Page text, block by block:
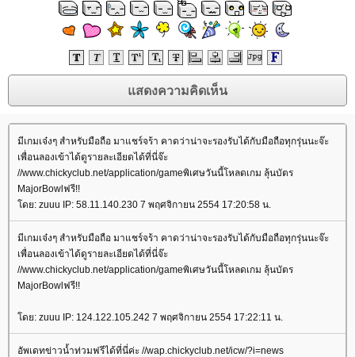
มีเกมเจ๋งๆ สำหรับมือถือ มาแชร์จร้า คาดว่าน่าจะรองรับได้กับมือถือทุกรุ่นนะจ๊ะ
เพื่อนลองเข้าได้ดูรายละเอียดได้ที่นี่จ๊ะ
//www.chickyclub.net/application/gameพิเศษวันนี้โหลดเกม ลุ้นบัตร
MajorBowlฟรี!!
ดย: zuuu IP: 58.11.140.230 7 พฤศจิกายน 2554 17:20:58 น.
มีเกมเจ๋งๆ สำหรับมือถือ มาแชร์จร้า คาดว่าน่าจะรองรับได้กับมือถือทุกรุ่นนะจ๊ะ
เพื่อนลองเข้าได้ดูรายละเอียดได้ที่นี่จ๊ะ
//www.chickyclub.net/application/gameพิเศษวันนี้โหลดเกม ลุ้นบัตร
MajorBowlฟรี!!
ดย: zuuu IP: 124.122.105.242 7 พฤศจิกายน 2554 17:22:11 น.
อัพเดทข่าวน้ำท่วมฟรีได้ที่นี่ค่ะ //wap.chickyclub.net/icw/?i=news